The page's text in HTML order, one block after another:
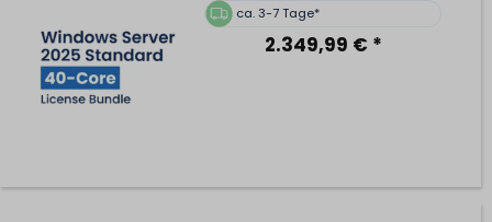
ca. 3-7 Tage*
2.349,99 € *